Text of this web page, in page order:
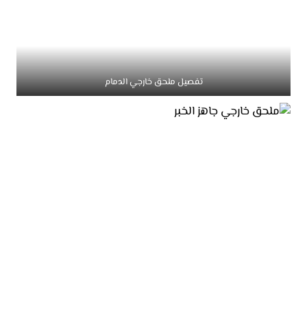
تفصيل ملحق خارجي الدمام